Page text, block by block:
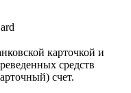
карточкой и
средств
счет.